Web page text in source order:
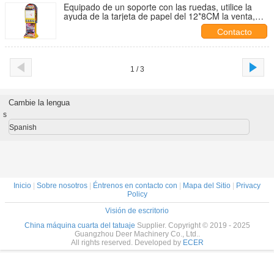
Equipado de un soporte con las ruedas, utilice la
ayuda de la tarjeta de papel del 12*8CM la venta,
densamente máquina expendedora máxima de 5m
Contacto
1 / 3
Cambie la lengua
s
Spanish
Inicio Sobre nosotros Éntrenos en contacto con Mapa del Sitio
Privacy
Policy
Visión de escritorio
China máquina cuarta del tatuaje Supplier. Copyright © 2019 - 2025
Guangzhou Deer Machinery Co., Ltd..
All rights reserved. Developed by ECER